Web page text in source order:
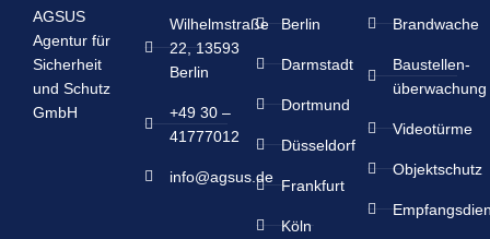
AGSUS
Agentur für
Sicherheit
und Schutz
GmbH
Wilhelmstraße
22, 13593
Berlin
+49 30 –
41777012
info@agsus.de
Berlin
Darmstadt
Dortmund
Düsseldorf
Frankfurt
Köln
Brandwache
Baustellen­
überwachung
Videotürme
Objektschutz